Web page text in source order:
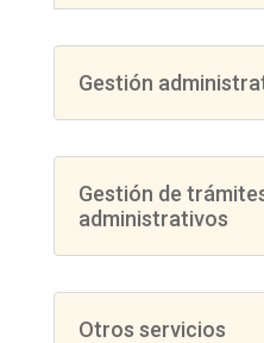
Gestión
Gestión de
administrativos
Otros servicios